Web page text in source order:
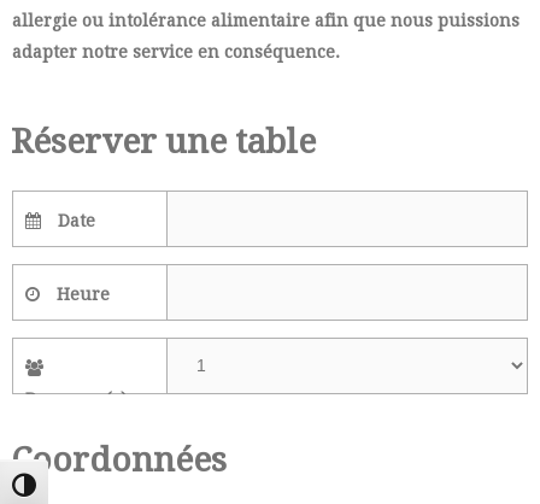
Passer en contraste élevé
allergie ou intolérance alimentaire afin que nous puissions
adapter notre service en conséquence.
Réserver une table
Date
Heure
Personne(s)
Coordonnées